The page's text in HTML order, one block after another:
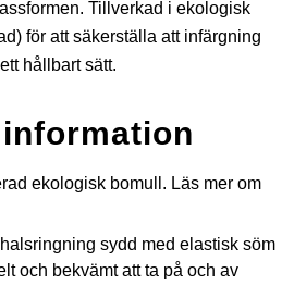
Tillverkad i ekologisk
för att säkerställa att infärgning
hållbart sätt.
ekologisk bomull. Läs mer om
sydd med elastisk söm
och bekvämt att ta på och av